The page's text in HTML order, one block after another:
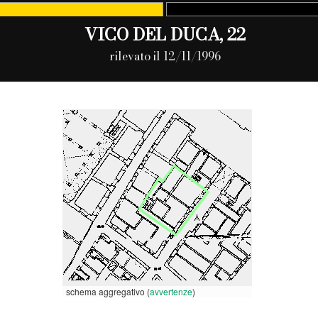
VICO DEL DUCA, 22
rilevato il 12/11/1996
schema aggregativo (avvertenze)